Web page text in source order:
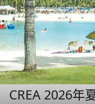
CREA 2026年